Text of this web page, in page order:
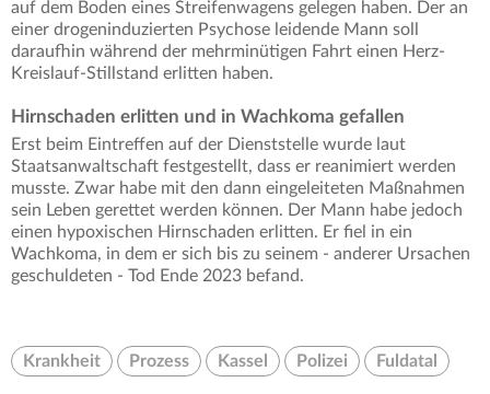
auf dem Boden eines Streifenwagens gelegen haben. Der an
einer drogeninduzierten Psychose leidende Mann soll
daraufhin während der mehrminütigen Fahrt einen Herz-
Kreislauf-Stillstand erlitten haben.
Hirnschaden erlitten und in Wachkoma gefallen
Erst beim Eintreffen auf der Dienststelle wurde laut
Staatsanwaltschaft festgestellt, dass er reanimiert werden
musste. Zwar habe mit den dann eingeleiteten Maßnahmen
sein Leben gerettet werden können. Der Mann habe jedoch
einen hypoxischen Hirnschaden erlitten. Er fiel in ein
Wachkoma, in dem er sich bis zu seinem - anderer Ursachen
geschuldeten - Tod Ende 2023 befand.
Krankheit Prozess Kassel Polizei Fuldatal